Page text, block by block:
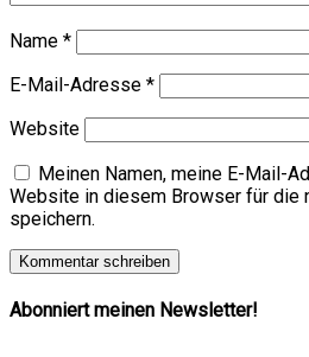
Name *
E-Mail-Adresse *
Website
Meinen Namen, meine E-Mail-
Website in diesem Browser für die
speichern.
Abonniert meinen Newsletter!